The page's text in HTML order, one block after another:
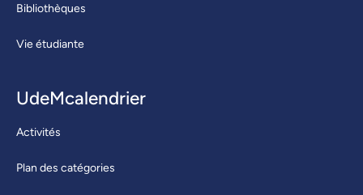
Bibliothèques
Vie étudiante
UdeMcalendrier
Activités
Plan des catégories